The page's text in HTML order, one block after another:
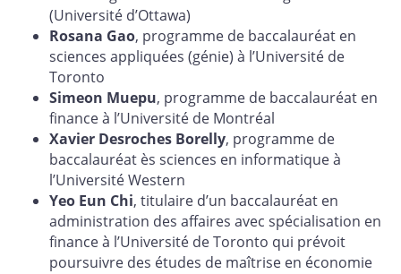
(Université d’Ottawa)
Rosana Gao, programme de baccalauréat en
sciences appliquées (génie) à l’Université de
Toronto
Simeon Muepu, programme de baccalauréat en
finance à l’Université de Montréal
Xavier Desroches Borelly, programme de
baccalauréat ès sciences en informatique à
l’Université Western
Yeo Eun Chi, titulaire d’un baccalauréat en
administration des affaires avec spécialisation en
finance à l’Université de Toronto qui prévoit
poursuivre des études de maîtrise en économie